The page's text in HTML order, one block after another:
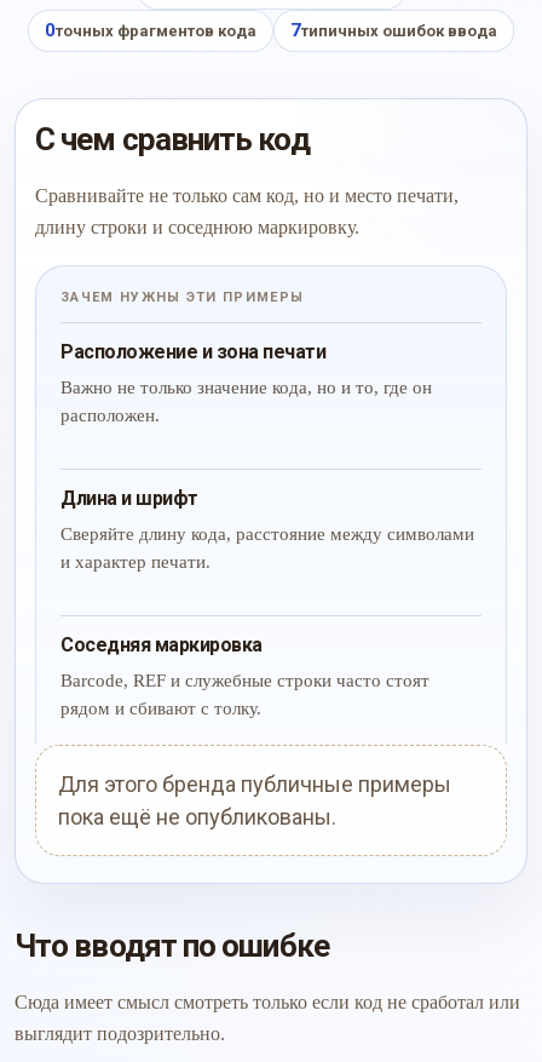
0точных фрагментов кода 7типичных ошибок ввода
С чем сравнить код
Сравнивайте не только сам код, но и место печати,
длину строки и соседнюю маркировку.
ЗАЧЕМ НУЖНЫ ЭТИ ПРИМЕРЫ
Расположение и зона печати
Важно не только значение кода, но и то, где он
расположен.
Длина и шрифт
Сверяйте длину кода, расстояние между символами
и характер печати.
Соседняя маркировка
Barcode, REF и служебные строки часто стоят
рядом и сбивают с толку.
Для этого бренда публичные примеры
пока ещё не опубликованы.
Что вводят по ошибке
Сюда имеет смысл смотреть только если код не сработал или
выглядит подозрительно.